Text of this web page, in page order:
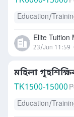
Education/
Elite Tuition
23/Jun 11:59
মহিলা
TK1500-15000
Education/